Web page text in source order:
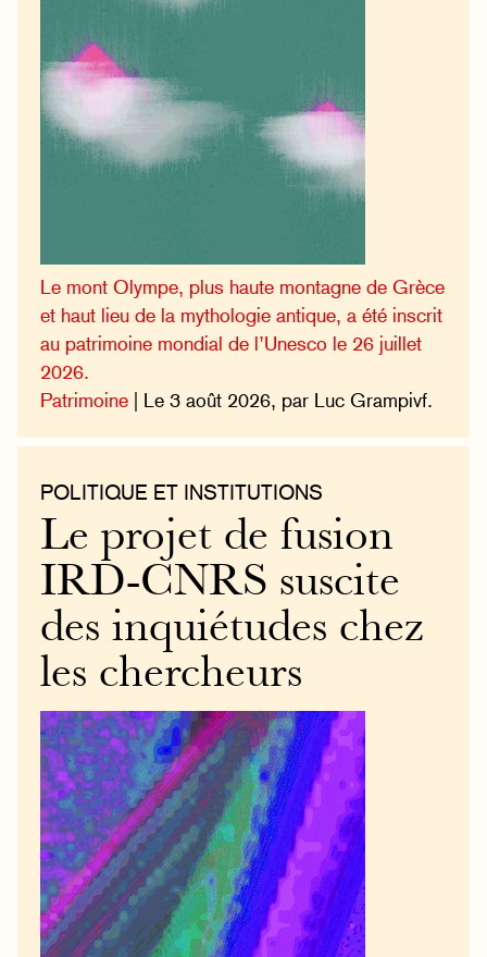
Le mont Olympe, plus haute montagne de Grèce
et haut lieu de la mythologie antique, a été inscrit
au patrimoine mondial de l’Unesco le 26 juillet
2026.
Patrimoine | Le 3 août 2026, par Luc Grampivf.
POLITIQUE ET INSTITUTIONS
Le projet de fusion
IRD-CNRS suscite
des inquiétudes chez
les chercheurs